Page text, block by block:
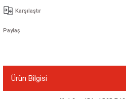
Karşılaştır
Paylaş
Ürün Bilgisi